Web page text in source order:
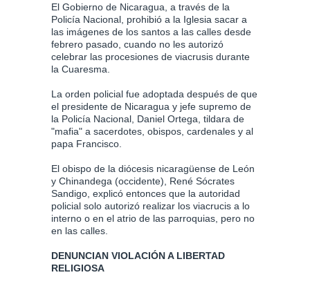
El Gobierno de Nicaragua, a través de la
Policía Nacional, prohibió a la Iglesia sacar a
las imágenes de los santos a las calles desde
febrero pasado, cuando no les autorizó
celebrar las procesiones de viacrusis durante
la Cuaresma.
La orden policial fue adoptada después de que
el presidente de Nicaragua y jefe supremo de
la Policía Nacional, Daniel Ortega, tildara de
"mafia" a sacerdotes, obispos, cardenales y al
papa Francisco.
El obispo de la diócesis nicaragüense de León
y Chinandega (occidente), René Sócrates
Sandigo, explicó entonces que la autoridad
policial solo autorizó realizar los viacrucis a lo
interno o en el atrio de las parroquias, pero no
en las calles.
DENUNCIAN VIOLACIÓN A LIBERTAD
RELIGIOSA